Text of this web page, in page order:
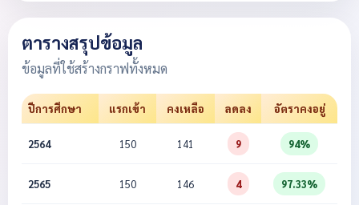
ตารางสรุปข้อมูล
ข้อมูลที่ใช้สร้างกราฟทั้งหมด
ปีการศึกษา แรกเข้า คงเหลือ ลดลง อัตราคงอยู่
2564 150 141 9 94%
2565 150 146 4 97.33%